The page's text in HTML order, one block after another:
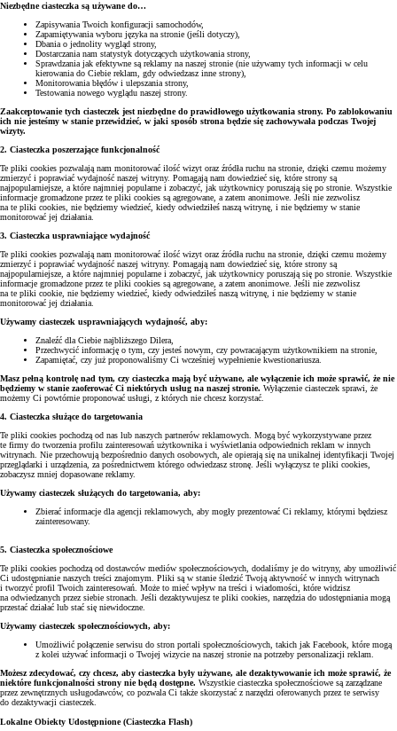
Niezbędne ciasteczka są używane do…
Zapisywania Twoich konfiguracji samochodów,
Zapamiętywania wyboru języka na stronie (jeśli dotyczy),
Dbania o jednolity wygląd strony,
Dostarczania nam statystyk dotyczących użytkowania strony,
Sprawdzania jak efektywne są reklamy na naszej stronie (nie używamy tych informacji w celu
kierowania do Ciebie reklam, gdy odwiedzasz inne strony),
Monitorowania błędów i ulepszania strony,
Testowania nowego wyglądu naszej strony.
Zaakceptowanie tych ciasteczek jest niezbędne do prawidłowego użytkowania strony. Po zablokowaniu
ich nie jesteśmy w stanie przewidzieć, w jaki sposób strona będzie się zachowywała podczas Twojej
wizyty.
2. Ciasteczka poszerzające funkcjonalność
Te pliki cookies pozwalają nam monitorować ilość wizyt oraz źródła ruchu na stronie, dzięki czemu możemy
zmierzyć i poprawiać wydajność naszej witryny. Pomagają nam dowiedzieć się, które strony są
najpopularniejsze, a które najmniej popularne i zobaczyć, jak użytkownicy poruszają się po stronie. Wszystkie
informacje gromadzone przez te pliki cookies są agregowane, a zatem anonimowe. Jeśli nie zezwolisz
na te pliki cookies, nie będziemy wiedzieć, kiedy odwiedziłeś naszą witrynę, i nie będziemy w stanie
monitorować jej działania.
3. Ciasteczka usprawniające wydajność
Te pliki cookies pozwalają nam monitorować ilość wizyt oraz źródła ruchu na stronie, dzięki czemu możemy
zmierzyć i poprawiać wydajność naszej witryny. Pomagają nam dowiedzieć się, które strony są
najpopularniejsze, a które najmniej popularne i zobaczyć, jak użytkownicy poruszają się po stronie. Wszystkie
informacje gromadzone przez te pliki cookies są agregowane, a zatem anonimowe. Jeśli nie zezwolisz
na te pliki cookie, nie będziemy wiedzieć, kiedy odwiedziłeś naszą witrynę, i nie będziemy w stanie
monitorować jej działania.
Używamy ciasteczek usprawniających wydajność, aby:
Znaleźć dla Ciebie najbliższego Dilera,
Przechwycić informację o tym, czy jesteś nowym, czy powracającym użytkownikiem na stronie,
Zapamiętać, czy już proponowaliśmy Ci wcześniej wypełnienie kwestionariusza.
Masz pełną kontrolę nad tym, czy ciasteczka mają być używane, ale wyłączenie ich może sprawić, że nie
będziemy w stanie zaoferować Ci niektórych usług na naszej stronie. Wyłączenie ciasteczek sprawi, że
możemy Ci powtórnie proponować usługi, z których nie chcesz korzystać.
4. Ciasteczka służące do targetowania
Te pliki cookies pochodzą od nas lub naszych partnerów reklamowych. Mogą być wykorzystywane przez
te firmy do tworzenia profilu zainteresowań użytkownika i wyświetlania odpowiednich reklam w innych
witrynach. Nie przechowują bezpośrednio danych osobowych, ale opierają się na unikalnej identyfikacji Twojej
przeglądarki i urządzenia, za pośrednictwem którego odwiedzasz stronę. Jeśli wyłączysz te pliki cookies,
zobaczysz mniej dopasowane reklamy.
Używamy ciasteczek służących do targetowania, aby:
Zbierać informacje dla agencji reklamowych, aby mogły prezentować Ci reklamy, którymi będziesz
zainteresowany.
5. Ciasteczka społecznościowe
Te pliki cookies pochodzą od dostawców mediów społecznościowych, dodaliśmy je do witryny, aby umożliwić
Ci udostępnianie naszych treści znajomym. Pliki są w stanie śledzić Twoją aktywność w innych witrynach
i tworzyć profil Twoich zainteresowań. Może to mieć wpływ na treści i wiadomości, które widzisz
na odwiedzanych przez siebie stronach. Jeśli dezaktywujesz te pliki cookies, narzędzia do udostępniania mogą
przestać działać lub stać się niewidoczne.
Używamy ciasteczek społecznościowych, aby:
Umożliwić połączenie serwisu do stron portali społecznościowych, takich jak Facebook, które mogą
z kolei używać informacji o Twojej wizycie na naszej stronie na potrzeby personalizacji reklam.
Możesz zdecydować, czy chcesz, aby ciasteczka były używane, ale dezaktywowanie ich może sprawić, że
niektóre funkcjonalności strony nie będą dostępne. Wszystkie ciasteczka społecznościowe są zarządzane
przez zewnętrznych usługodawców, co pozwala Ci także skorzystać z narzędzi oferowanych przez te serwisy
do dezaktywacji ciasteczek.
Lokalne Obiekty Udostępnione (Ciasteczka Flash)